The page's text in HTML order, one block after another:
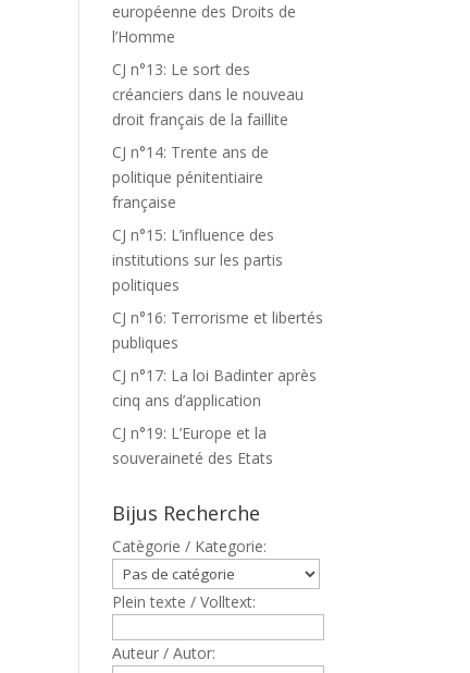
européenne des Droits de
l’Homme
CJ n°13: Le sort des
créanciers dans le nouveau
droit français de la faillite
CJ n°14: Trente ans de
politique pénitentiaire
française
CJ n°15: L’influence des
institutions sur les partis
politiques
CJ n°16: Terrorisme et libertés
publiques
CJ n°17: La loi Badinter après
cinq ans d’application
CJ n°19: L’Europe et la
souveraineté des Etats
Bijus Recherche
Catègorie / Kategorie:
Plein texte / Volltext:
Auteur / Autor: